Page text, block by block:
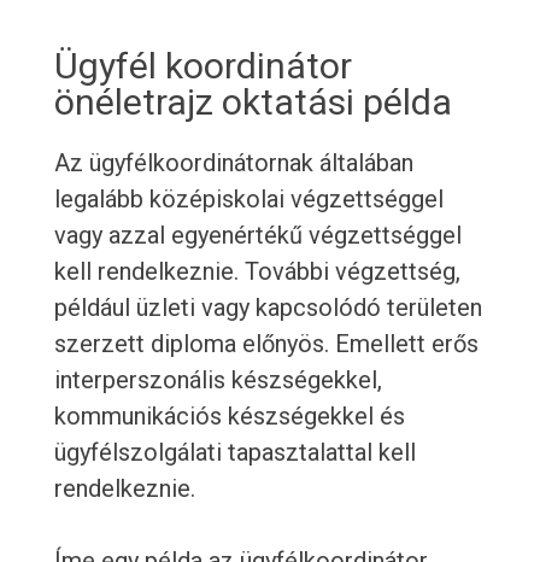
Ügyfél koordinátor
önéletrajz oktatási példa
Az ügyfélkoordinátornak általában
legalább középiskolai végzettséggel
vagy azzal egyenértékű végzettséggel
kell rendelkeznie. További végzettség,
például üzleti vagy kapcsolódó területen
szerzett diploma előnyös. Emellett erős
interperszonális készségekkel,
kommunikációs készségekkel és
ügyfélszolgálati tapasztalattal kell
rendelkeznie.